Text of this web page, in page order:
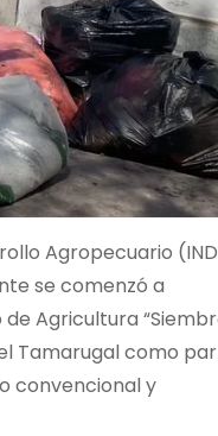
Agropecuario
se comenzó a
Agricultura
Tamarugal como
convencional y